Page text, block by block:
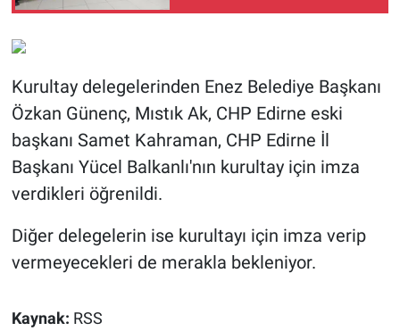
Kurultay delegelerinden Enez Belediye Başkanı
Özkan Günenç, Mıstık Ak, CHP Edirne eski
başkanı Samet Kahraman, CHP Edirne İl
Başkanı Yücel Balkanlı'nın kurultay için imza
verdikleri öğrenildi.
Diğer delegelerin ise kurultayı için imza verip
vermeyecekleri de merakla bekleniyor.
Kaynak: RSS